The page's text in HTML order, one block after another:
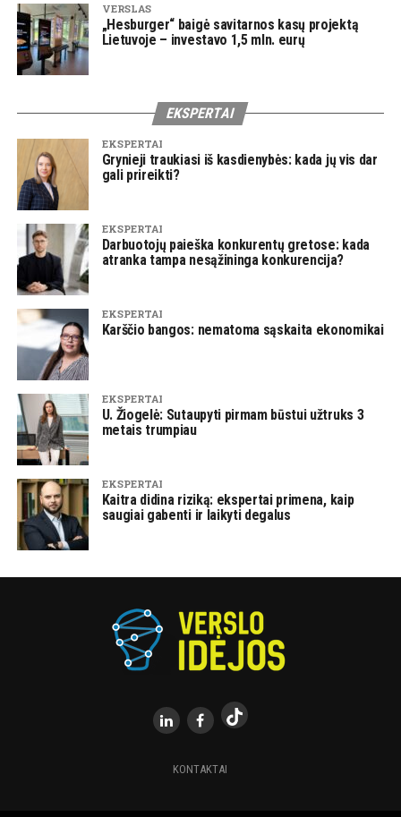
VERSLAS
„Hesburger“ baigė savitarnos kasų projektą
Lietuvoje – investavo 1,5 mln. eurų
EKSPERTAI
EKSPERTAI
Grynieji traukiasi iš kasdienybės: kada jų vis dar
gali prireikti?
EKSPERTAI
Darbuotojų paieška konkurentų gretose: kada
atranka tampa nesąžininga konkurencija?
EKSPERTAI
Karščio bangos: nematoma sąskaita ekonomikai
EKSPERTAI
U. Žiogelė: Sutaupyti pirmam būstui užtruks 3
metais trumpiau
EKSPERTAI
Kaitra didina riziką: ekspertai primena, kaip
saugiai gabenti ir laikyti degalus
KONTAKTAI